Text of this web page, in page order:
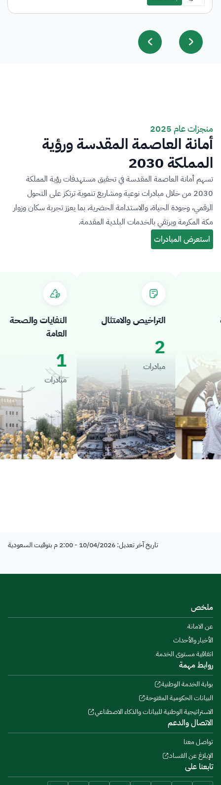
منجزات عام 2025
أمانة العاصمة المقدسة ورؤية
المملكة 2030
تسهم أمانة العاصمة المقدسة في تحقيق مستهدفات رؤية المملكة
2030 من خلال مبادرات نوعية ومشاريع تنموية ترتكز على التحول
الرقمي، وجودة الحياة، والاستدامة الحضرية، بما يعزز تجربة سكان وزوار
مكة المكرمة ويرتقي بالخدمات البلدية المقدمة.
النفايات والصحة
العامة
1
مبادرات
التراخيص والامتثال
2
مبادرات
تاريخ آخر تعديل: 10/04/2026 - 2:00 م بتوقيت السعودية
ملخص
عن الامانة
الأخبار والأحداث
اتفاقية مستوى الخدمة
روابط مهمة
بوابة الخدمة الوطنية
البيانات الحكومية المفتوحة
الاستراتيجية الوطنية للبيانات والذكاء الاصطناعي
الاتصال والدعم
تواصل معنا
الإبلاغ عن الفساد
تابعنا على